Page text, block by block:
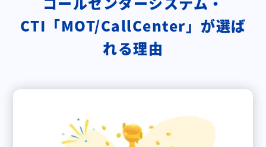
CTI「MOT/CallCenter」が選ば
れる理由